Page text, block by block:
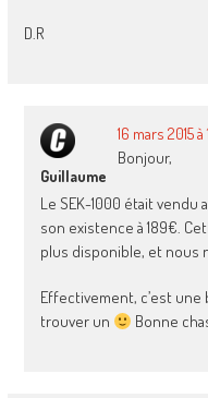
D.R
Guillaume
16 mars 2015 à
Bonjour,
Le SEK-1000 était
son existence à 189€.
plus disponible, et nous
Effectivement, c’est
trouver un
Bonne